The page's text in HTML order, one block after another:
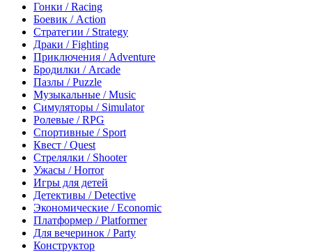
Гонки / Racing
Боевик / Action
Стратегии / Strategy
Драки / Fighting
Приключения / Adventure
Бродилки / Arcade
Пазлы / Puzzle
Музыкальные / Music
Симуляторы / Simulator
Ролевые / RPG
Спортивные / Sport
Квест / Quest
Стрелялки / Shooter
Ужасы / Horror
Игры для детей
Детективы / Detective
Экономические / Economic
Платформер / Platformer
Для вечеринок / Party
Конструктор